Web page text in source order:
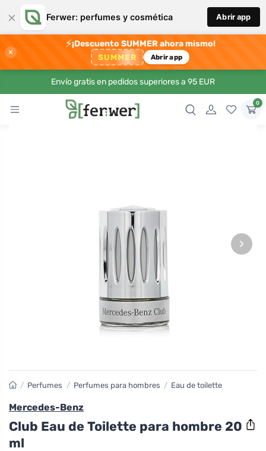
× Ferwer: perfumes y cosmética Abrir app
×
⚡¡Descuento SUMMER ahora mismo!
SUMMER Abrir app
Envío gratis en pedidos superiores a 95 EUR
0
›
/ Perfumes / Perfumes para hombres / Eau de toilette
Mercedes-Benz
Club Eau de Toilette para hombre 20
ml